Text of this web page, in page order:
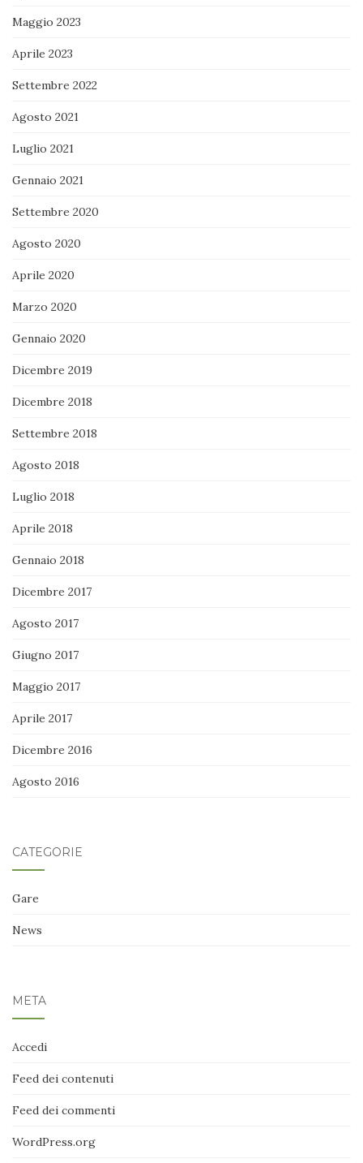
Maggio 2023
Aprile 2023
Settembre 2022
Agosto 2021
Luglio 2021
Gennaio 2021
Settembre 2020
Agosto 2020
Aprile 2020
Marzo 2020
Gennaio 2020
Dicembre 2019
Dicembre 2018
Settembre 2018
Agosto 2018
Luglio 2018
Aprile 2018
Gennaio 2018
Dicembre 2017
Agosto 2017
Giugno 2017
Maggio 2017
Aprile 2017
Dicembre 2016
Agosto 2016
CATEGORIE
Gare
News
META
Accedi
Feed dei contenuti
Feed dei commenti
WordPress.org